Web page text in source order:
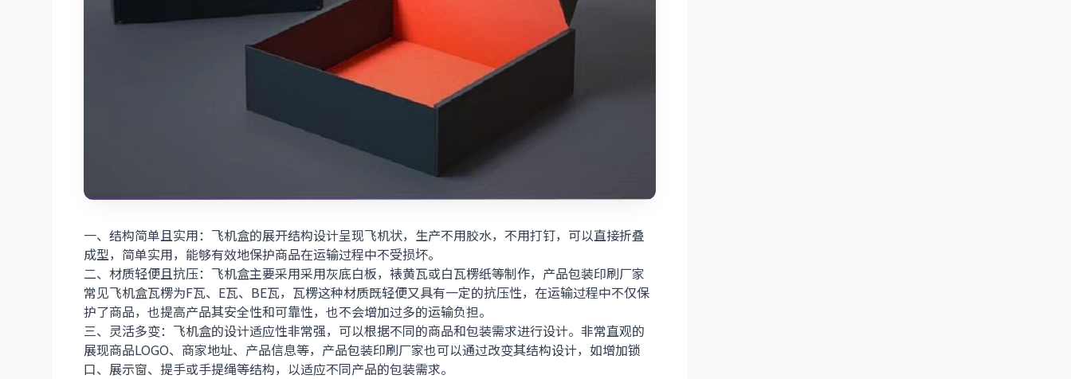
一、结构简单且实用：飞机盒的展开结构设计呈现飞机状，生产不用胶水，不用打钉，可以直接折叠
成型，简单实用，能够有效地保护商品在运输过程中不受损坏。
二、材质轻便且抗压：飞机盒主要采用采用灰底白板，裱黄瓦或白瓦楞纸等制作，产品包装印刷厂家
常见飞机盒瓦楞为F瓦、E瓦、BE瓦，瓦楞这种材质既轻便又具有一定的抗压性，在运输过程中不仅保
护了商品，也提高产品其安全性和可靠性，也不会增加过多的运输负担。
三、灵活多变：飞机盒的设计适应性非常强，可以根据不同的商品和包装需求进行设计。非常直观的
展现商品LOGO、商家地址、产品信息等，产品包装印刷厂家也可以通过改变其结构设计，如增加锁
口、展示窗、提手或手提绳等结构，以适应不同产品的包装需求。